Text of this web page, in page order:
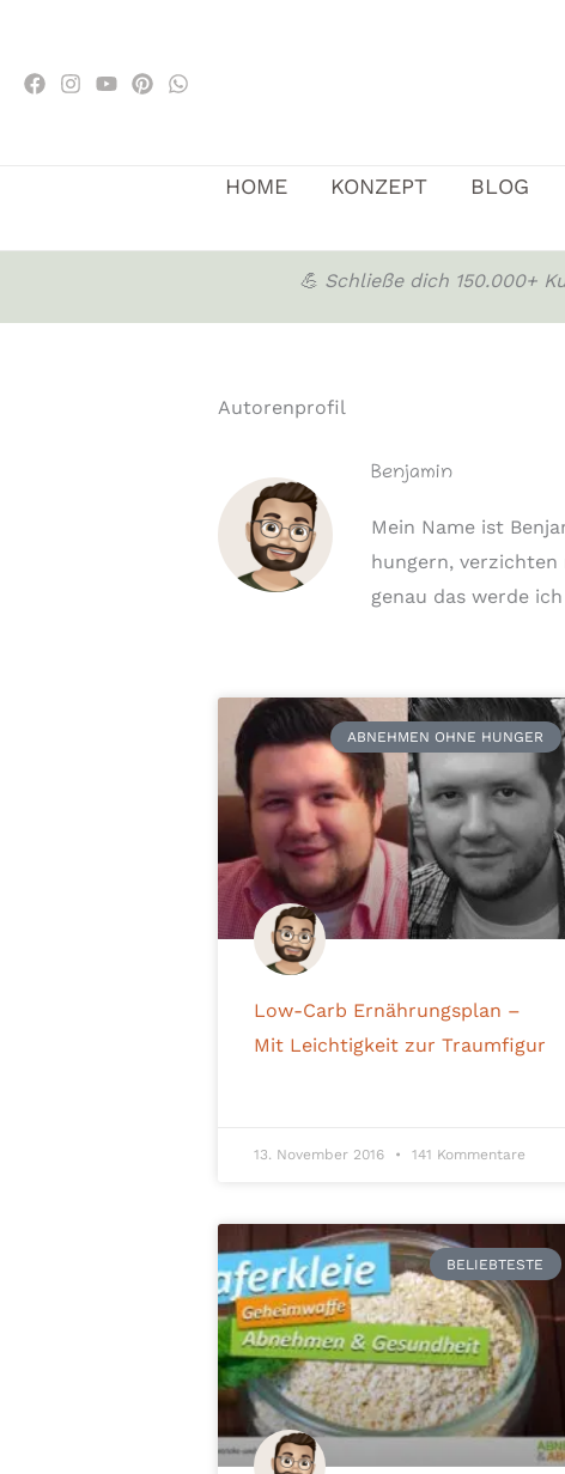
springen
HOME KONZEPT BLOG
💪 Schließe dich 150.000+
Autorenprofil
Benjamin
Mein Name ist
hungern,
genau das werde
ABNEHMEN OHNE HUNGER
Low-Carb Ernährungsplan –
Mit Leichtigkeit zur Traumfigur
13. November 2016 141 Kommentare
BELIEBTESTE